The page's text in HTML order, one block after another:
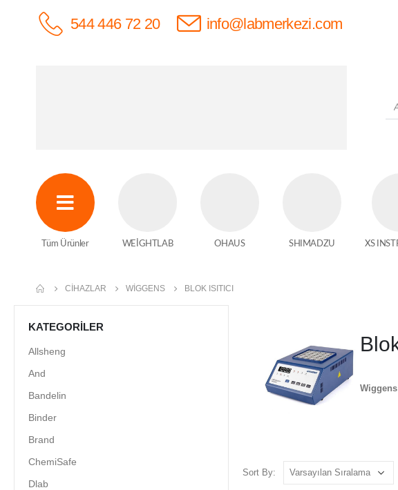
info@labmerkezi.com
544 446 72 20
Tüm Ürünler WEİGHTLAB OHAUS SHIMADZU XS
CIHAZLAR WIGGENS BLOK ISITICI
Wiggens
Sort By:
KATEGORILER
Allsheng
And
Bandelin
Binder
Brand
ChemiSafe
Dlab